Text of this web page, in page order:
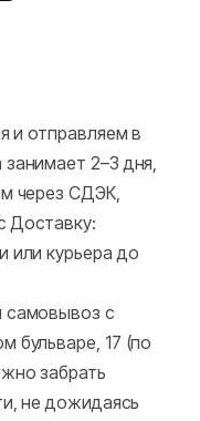
и отправляем в
2–3 дня,
через СДЭК,
Доставку:
или курьера до
самовывоз с
бульваре, 17 (по
забрать
не дожидаясь